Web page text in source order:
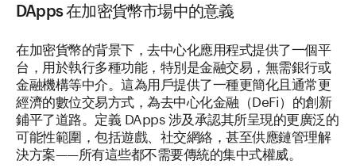
DApps 在加密貨幣市場中的意義
在加密貨幣的背景下，去中心化應用程式提供了一個平
台，用於執行多種功能，特別是金融交易，無需銀行或
金融機構等中介。這為用戶提供了一種更簡化且通常更
經濟的數位交易方式，為去中心化金融（DeFi）的創新
鋪平了道路。定義 DApps 涉及承認其所呈現的更廣泛的
可能性範圍，包括遊戲、社交網絡，甚至供應鏈管理解
決方案——所有這些都不需要傳統的集中式權威。